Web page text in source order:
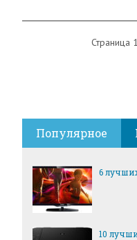
Страница
Популярное
6
10